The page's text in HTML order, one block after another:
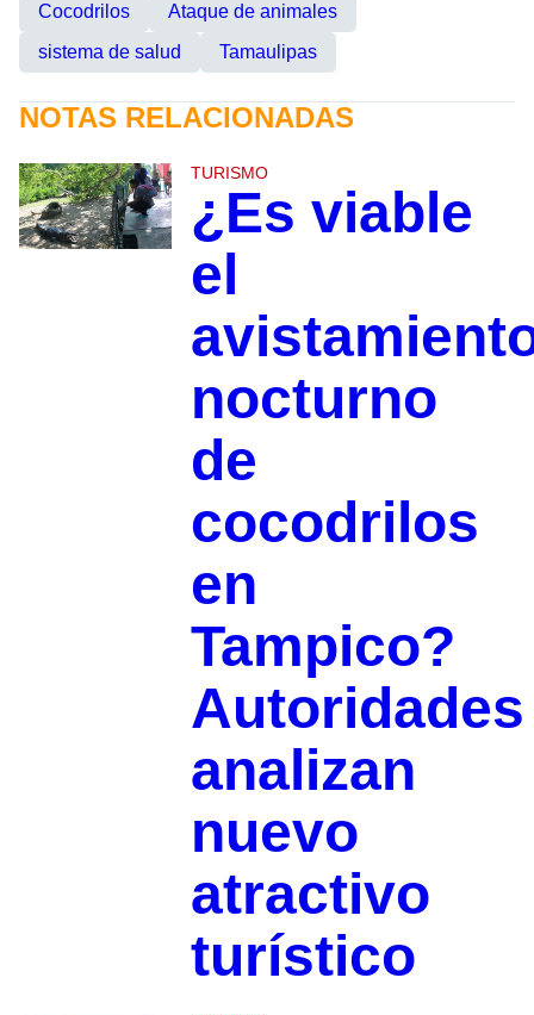
Cocodrilos
Ataque de animales
sistema de salud
Tamaulipas
NOTAS RELACIONADAS
TURISMO
¿Es viable
el
nocturno
de
cocodrilos
en
Tampico?
Autoridades
analizan
nuevo
atractivo
turístico